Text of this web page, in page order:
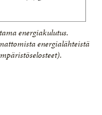
energiakulutus.
energialähteistä